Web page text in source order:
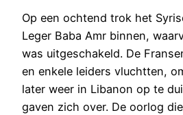
Op een ochtend trok het
Leger Baba Amr binnen,
was uitgeschakeld. De
en enkele leiders vluchtten,
later weer in Libanon op te
gaven zich over. De oorlog